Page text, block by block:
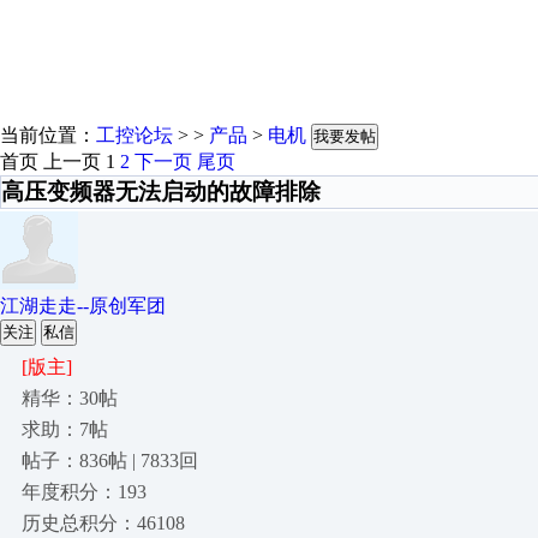
当前位置： 工控论坛 > > 产品 > 电机 我要发帖
首页 上一页 1 2 下一页 尾页
高压变频器无法启动的故障排除
江湖走走--原创军团
关注 私信
[版主]
精华：30帖
求助：7帖
帖子：836帖 | 7833回
年度积分：193
历史总积分：46108